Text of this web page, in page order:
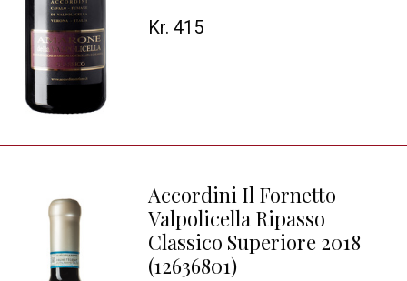
Kr. 415
Accordini Il Fornetto
Valpolicella Ripasso
Classico Superiore 2018
(12636801)